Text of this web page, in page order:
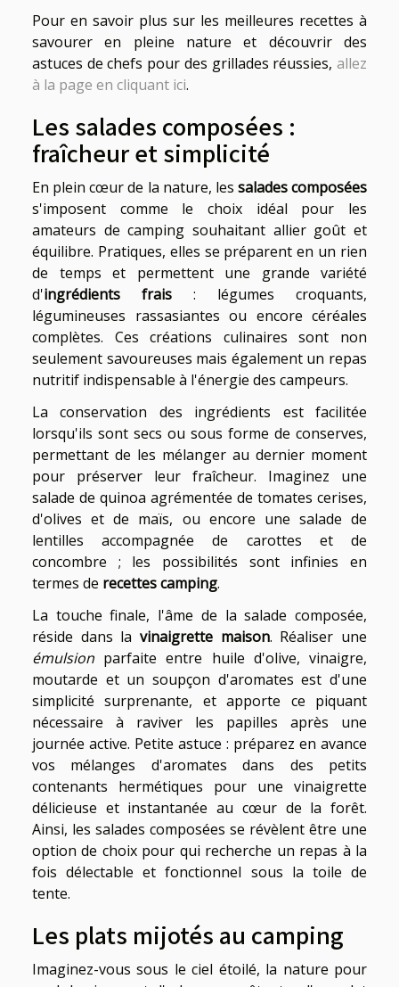
Pour en savoir plus sur les meilleures recettes à
savourer en pleine nature et découvrir des
astuces de chefs pour des grillades réussies, allez
à la page en cliquant ici.
Les salades composées :
fraîcheur et simplicité
En plein cœur de la nature, les salades composées
s'imposent comme le choix idéal pour les
amateurs de camping souhaitant allier goût et
équilibre. Pratiques, elles se préparent en un rien
de temps et permettent une grande variété
d'ingrédients frais : légumes croquants,
légumineuses rassasiantes ou encore céréales
complètes. Ces créations culinaires sont non
seulement savoureuses mais également un repas
nutritif indispensable à l'énergie des campeurs.
La conservation des ingrédients est facilitée
lorsqu'ils sont secs ou sous forme de conserves,
permettant de les mélanger au dernier moment
pour préserver leur fraîcheur. Imaginez une
salade de quinoa agrémentée de tomates cerises,
d'olives et de maïs, ou encore une salade de
lentilles accompagnée de carottes et de
concombre ; les possibilités sont infinies en
termes de recettes camping.
La touche finale, l'âme de la salade composée,
réside dans la vinaigrette maison. Réaliser une
émulsion parfaite entre huile d'olive, vinaigre,
moutarde et un soupçon d'aromates est d'une
simplicité surprenante, et apporte ce piquant
nécessaire à raviver les papilles après une
journée active. Petite astuce : préparez en avance
vos mélanges d'aromates dans des petits
contenants hermétiques pour une vinaigrette
délicieuse et instantanée au cœur de la forêt.
Ainsi, les salades composées se révèlent être une
option de choix pour qui recherche un repas à la
fois délectable et fonctionnel sous la toile de
tente.
Les plats mijotés au camping
Imaginez-vous sous le ciel étoilé, la nature pour